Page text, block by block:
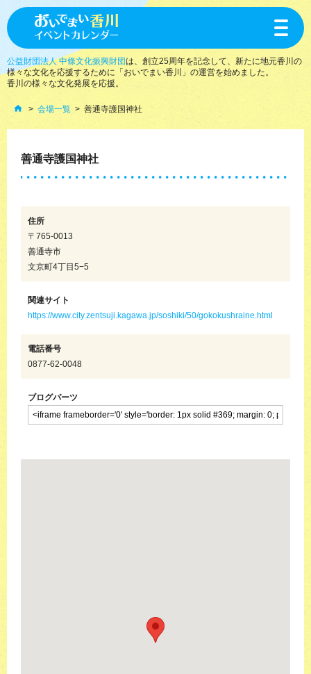
toggle
公益財団法人 中條文化振興財団は、創立25周年を記念して、新たに地元香川の
様々な文化を応援するために「おいでまい香川」の運営を始めました。
香川の様々な文化発展を応援。
会場一覧 善通寺護国神社
善通寺護国神社
住所
〒765-0013
善通寺市
文京町4丁目5−5
関連サイト
https://www.city.zentsuji.kagawa.jp/soshiki/50/gokokushraine.html
電話番号
0877-62-0048
ブログパーツ